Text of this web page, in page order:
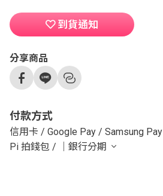
到貨通知
分享商品
付款方式
信用卡 / Google Pay / Samsung Pay
Pi 拍錢包 / ｜銀行分期